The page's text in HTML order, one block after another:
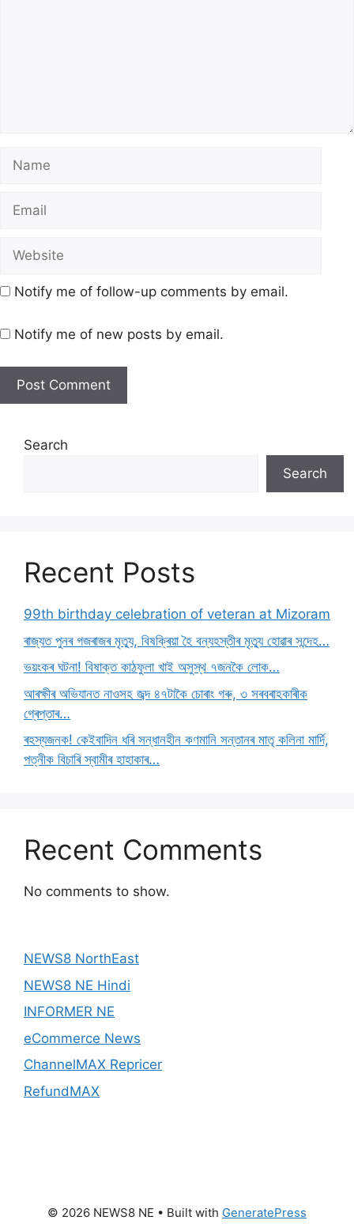
Notify me of follow-up comments by email.
Notify me of new posts by email.
Search
Search
Recent Posts
99th birthday celebration of veteran at Mizoram
ৰাজ্যত পুনৰ গজৰাজৰ মৃত্যু, বিষক্ৰিয়া হৈ বন্যহস্তীৰ মৃত্যু হোৱাৰ সন্দেহ…
ভয়ংকৰ ঘটনা! বিষাক্ত কাঠফুলা খাই অসুস্থ ৭জনকৈ লোক…
আৰক্ষীৰ অভিযানত নাওসহ জব্দ ৪৭টাকৈ চোৰাং গৰু, ৩ সৰবৰাহকাৰীক
গ্ৰেপ্তাৰ…
ৰহস্যজনক! কেইবাদিন ধৰি সন্ধানহীন কণমানি সন্তানৰ মাতৃ কলিনা মাৰ্দি,
পত্নীক বিচাৰি স্বামীৰ হাহাকাৰ…
Recent Comments
No comments to show.
NEWS8 NorthEast
NEWS8 NE Hindi
INFORMER NE
eCommerce News
ChannelMAX Repricer
RefundMAX
© 2026 NEWS8 NE • Built with GeneratePress